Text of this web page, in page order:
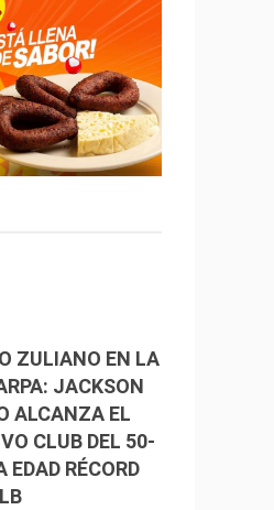
ZULIANO EN LA
JACKSON
ALCANZA EL
CLUB DEL 50-
EDAD RÉCORD